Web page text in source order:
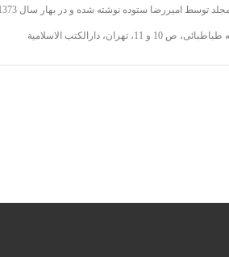
ستوده نوشته شده و در بهار سال 1373 در تهران به چاپ رسیده است.